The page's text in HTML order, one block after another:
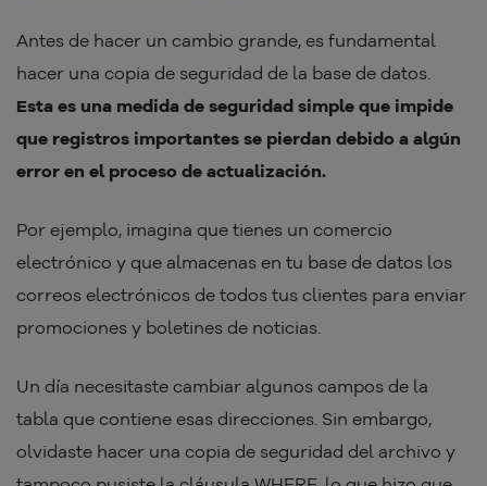
Antes de hacer un cambio grande, es fundamental
hacer una copia de seguridad de la base de datos.
Esta es una medida de seguridad simple que impide
que registros importantes se pierdan debido a algún
error en el proceso de actualización.
Por ejemplo, imagina que tienes un comercio
electrónico y que almacenas en tu base de datos los
correos electrónicos de todos tus clientes para enviar
promociones y boletines de noticias.
Un día necesitaste cambiar algunos campos de la
tabla que contiene esas direcciones. Sin embargo,
olvidaste hacer una copia de seguridad del archivo y